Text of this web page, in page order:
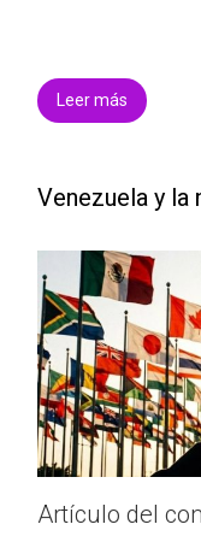
Leer más
Venezuela y
Artículo del